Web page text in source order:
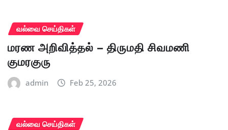
வல்வை செய்திகள்
மரண அறிவித்தல் – திருமதி சிவமணி
குமரகுரு
admin Feb 25, 2026
வல்வை செய்திகள்